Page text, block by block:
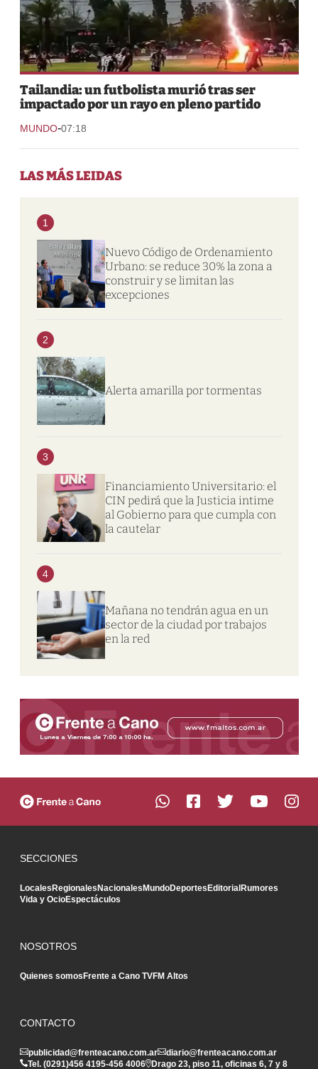
Tailandia: un futbolista murió tras ser
impactado por un rayo en pleno partido
MUNDO-07:18
LAS MÁS LEIDAS
1
Nuevo Código de Ordenamiento
Urbano: se reduce 30% la zona a
construir y se limitan las
excepciones
2
Alerta amarilla por tormentas
3
Financiamiento Universitario: el
CIN pedirá que la Justicia intime
al Gobierno para que cumpla con
la cautelar
4
Mañana no tendrán agua en un
sector de la ciudad por trabajos
en la red
SECCIONES
LocalesRegionalesNacionalesMundoDeportesEditorialRumores
Vida y OcioEspectáculos
NOSOTROS
Quienes somosFrente a Cano TVFM Altos
CONTACTO
publicidad@frenteacano.com.ar
diario@frenteacano.com.ar
Tel. (0291)456 4195-456 4006 Drago 23, piso 11, oficinas 6, 7 y 8